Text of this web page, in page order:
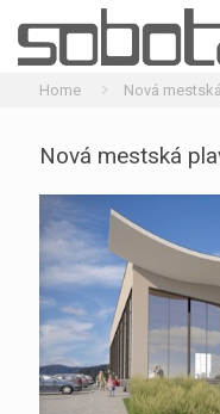
Home Nová
Nová mestská